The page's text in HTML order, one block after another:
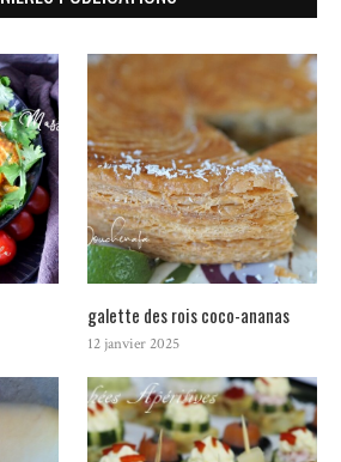
galette des rois coco-ananas
12 janvier 2025